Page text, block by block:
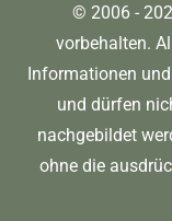
© 2006 -
vorbehalten.
Informationen
und dürfen
nachgebildet
ohne die